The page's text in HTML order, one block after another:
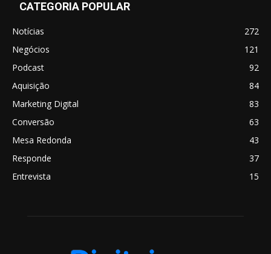
CATEGORIA POPULAR
Notícias
272
Negócios
121
Podcast
92
Aquisição
84
Marketing Digital
83
Conversão
63
Mesa Redonda
43
Responde
37
Entrevista
15